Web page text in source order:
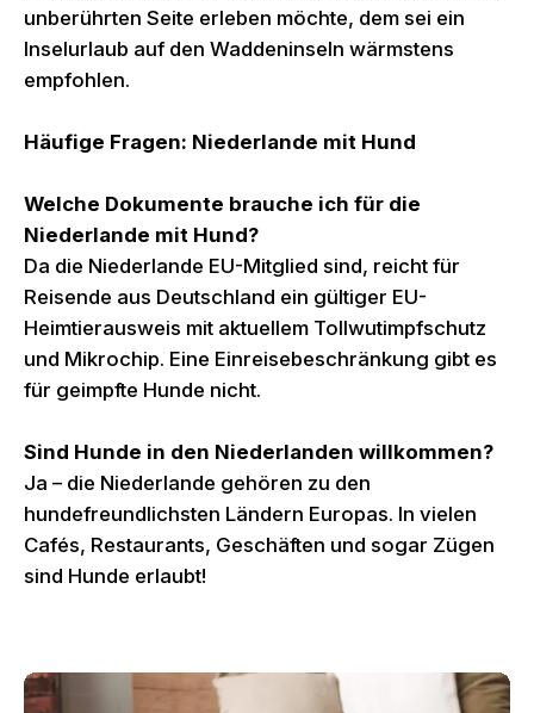
unberührten Seite erleben möchte, dem sei ein
Inselurlaub auf den Waddeninseln wärmstens
empfohlen.
Häufige Fragen: Niederlande mit Hund
Welche Dokumente brauche ich für die
Niederlande mit Hund?
Da die Niederlande EU-Mitglied sind, reicht für
Reisende aus Deutschland ein gültiger EU-
Heimtierausweis mit aktuellem Tollwutimpfschutz
und Mikrochip. Eine Einreisebeschränkung gibt es
für geimpfte Hunde nicht.
Sind Hunde in den Niederlanden willkommen?
Ja – die Niederlande gehören zu den
hundefreundlichsten Ländern Europas. In vielen
Cafés, Restaurants, Geschäften und sogar Zügen
sind Hunde erlaubt!